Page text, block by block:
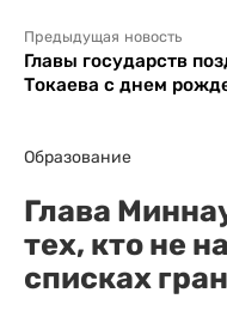
Предыдущая новость
Главы государств
Токаева с днем
Образование
Глава
тех, кто не
списках